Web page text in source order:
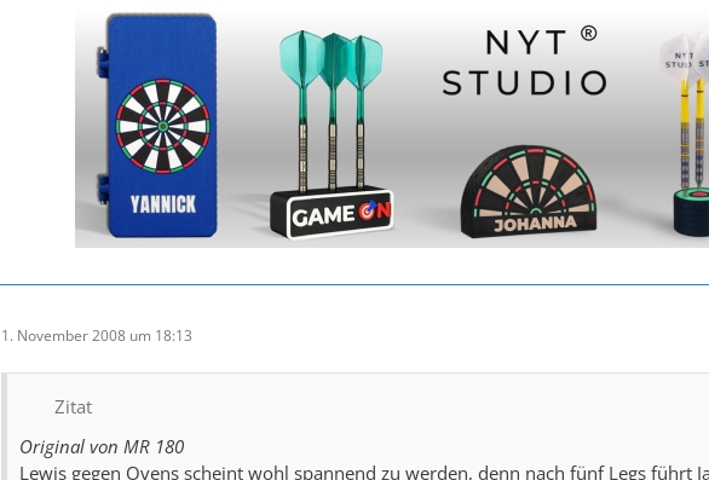
1. November 2008 um 18:13
Zitat
Original von MR 180
Lewis gegen Ovens scheint wohl spannend zu werden, denn nach fünf Legs führt